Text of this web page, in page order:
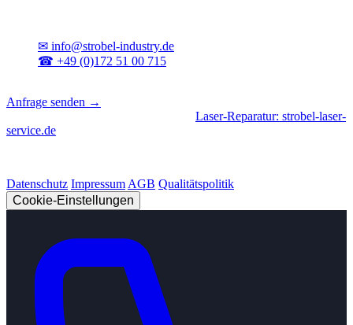
✉ info@strobel-industry.de
☎ +49 (0)172 51 00 715
Anfrage senden →
Laser-Reparatur: strobel-laser-
service.de
Datenschutz Impressum AGB Qualitätspolitik
Cookie-Einstellungen